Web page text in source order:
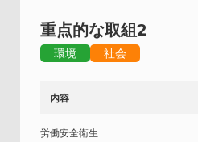
重点的な取組2
環境 社会
内容
労働安全衛生